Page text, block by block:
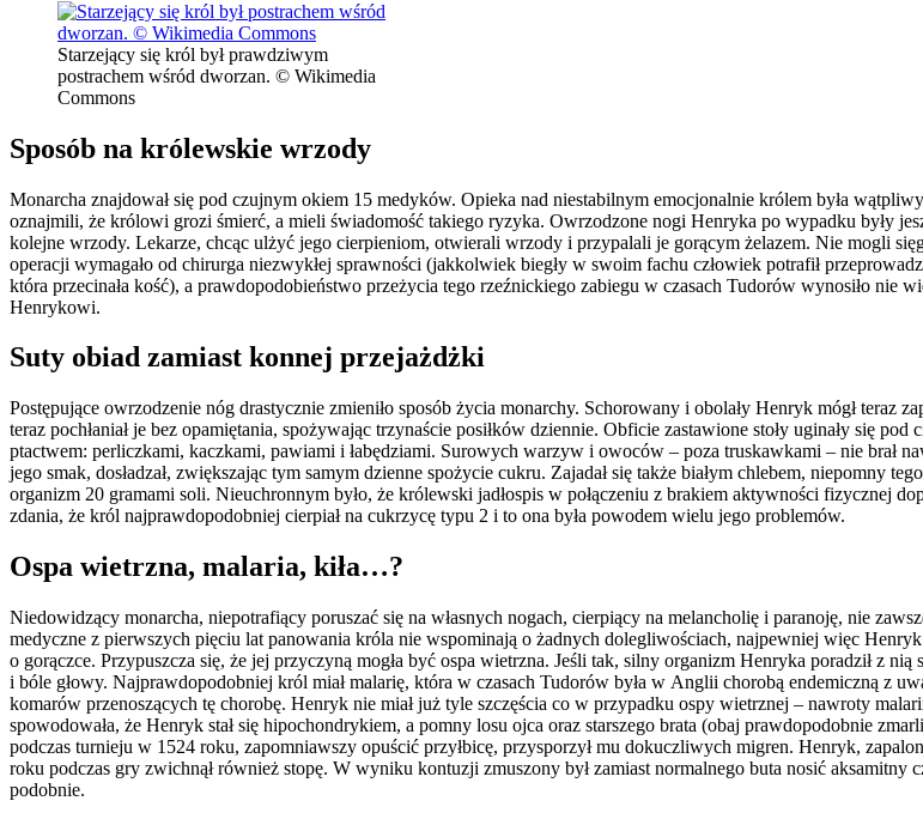
Starzejący się król był prawdziwym
postrachem wśród dworzan. © Wikimedia
Commons
Sposób na królewskie wrzody
Monarcha znajdował się pod czujnym okiem 15 medyków. Opieka nad niestabilnym emocjonalnie królem była
oznajmili, że królowi grozi śmierć, a mieli świadomość takiego ryzyka. Owrzodzone nogi Henryka po wypadku były
kolejne wrzody. Lekarze, chcąc ulżyć jego cierpieniom, otwierali wrzody i przypalali je gorącym żelazem. Nie mogli
operacji wymagało od chirurga niezwykłej sprawności (jakkolwiek biegły w swoim fachu człowiek potrafił
która przecinała kość), a prawdopodobieństwo przeżycia tego rzeźnickiego zabiegu w czasach Tudorów wynosiło nie
Henrykowi.
Suty obiad zamiast konnej przejażdżki
Postępujące owrzodzenie nóg drastycznie zmieniło sposób życia monarchy. Schorowany i obolały Henryk mógł teraz
teraz pochłaniał je bez opamiętania, spożywając trzynaście posiłków dziennie. Obficie zastawione stoły uginały się
ptactwem: perliczkami, kaczkami, pawiami i łabędziami. Surowych warzyw i owoców – poza truskawkami – nie brał
jego smak, dosładzał, zwiększając tym samym dzienne spożycie cukru. Zajadał się także białym chlebem, niepomny
organizm 20 gramami soli. Nieuchronnym było, że królewski jadłospis w połączeniu z brakiem aktywności fizycznej
zdania, że król najprawdopodobniej cierpiał na cukrzycę typu 2 i to ona była powodem wielu jego problemów.
Ospa wietrzna, malaria, kiła…?
Niedowidzący monarcha, niepotrafiący poruszać się na własnych nogach, cierpiący na melancholię i paranoję, nie
medyczne z pierwszych pięciu lat panowania króla nie wspominają o żadnych dolegliwościach, najpewniej więc
o gorączce. Przypuszcza się, że jej przyczyną mogła być ospa wietrzna. Jeśli tak, silny organizm Henryka poradził z
i bóle głowy. Najprawdopodobniej król miał malarię, która w czasach Tudorów była w Anglii chorobą endemiczną z
komarów przenoszących tę chorobę. Henryk nie miał już tyle szczęścia co w przypadku ospy wietrznej – nawroty
spowodowała, że Henryk stał się hipochondrykiem, a pomny losu ojca oraz starszego brata (obaj prawdopodobnie
podczas turnieju w 1524 roku, zapomniawszy opuścić przyłbicę, przysporzył mu dokuczliwych migren. Henryk,
roku podczas gry zwichnął również stopę. W wyniku kontuzji zmuszony był zamiast normalnego buta nosić aksamitny
podobnie.